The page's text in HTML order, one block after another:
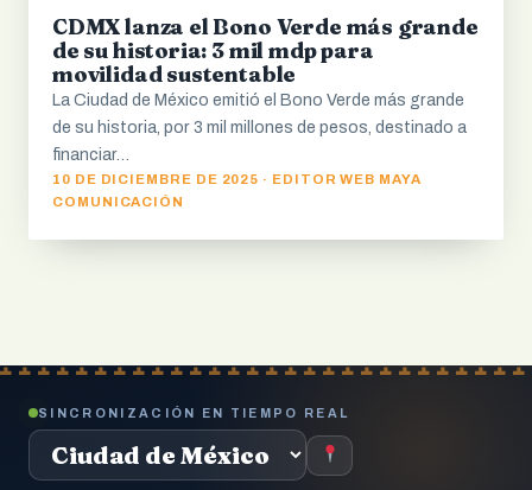
CDMX lanza el Bono Verde más grande
de su historia: 3 mil mdp para
movilidad sustentable
La Ciudad de México emitió el Bono Verde más grande
de su historia, por 3 mil millones de pesos, destinado a
financiar…
10 DE DICIEMBRE DE 2025 · EDITOR WEB MAYA
COMUNICACIÓN
SINCRONIZACIÓN EN TIEMPO REAL